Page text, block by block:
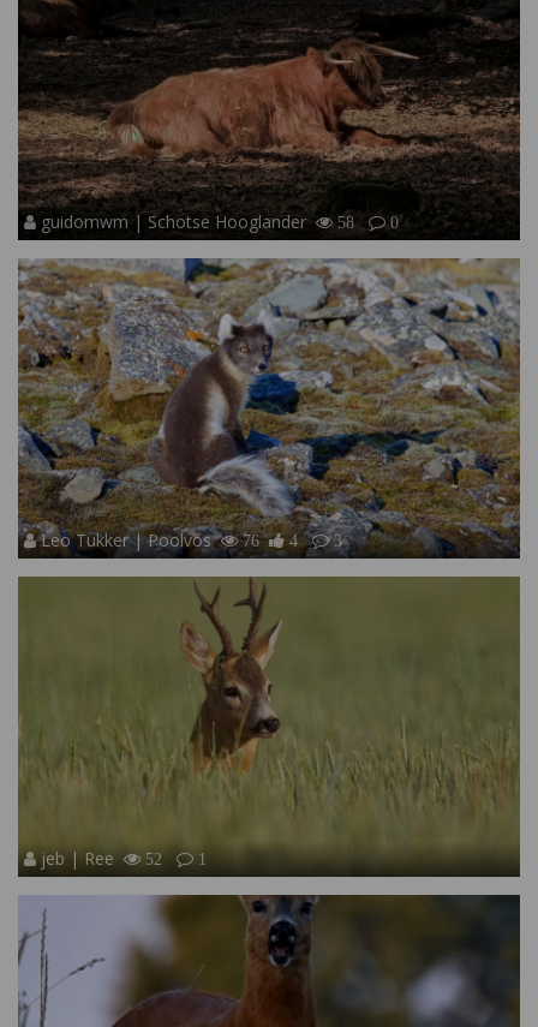
guidomwm | Schotse Hooglander 58 0
Leo Tukker | Poolvos 76 4 3
jeb | Ree 52 1